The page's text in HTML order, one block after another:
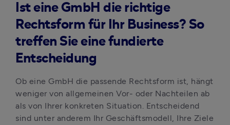
Ist eine GmbH die richtige
Rechtsform für Ihr Business? So
treffen Sie eine fundierte
Entscheidung
Ob eine GmbH die passende Rechtsform ist, hängt
weniger von allgemeinen Vor- oder Nachteilen ab
als von Ihrer konkreten Situation. Entscheidend
sind unter anderem Ihr Geschäftsmodell, Ihre Ziele